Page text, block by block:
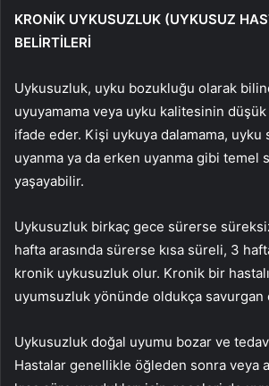
KRONİK UYKUSUZLUK (UYKUSUZ
BELİRTİLERİ
Uykusuzluk, uyku bozukluğu olarak
uyuyamama veya uyku kalitesinin düşük
ifade eder. Kişi uykuya dalamama, uyku
uyanma ya da erken uyanma gibi temel
yaşayabilir.
Uykusuzluk birkaç gece sürerse
hafta arasında sürerse kısa süreli, 3
kronik uykusuzluk olur. Kronik bir
uyumsuzluk yönünde oldukça savurgan
Uykusuzluk doğal uyumu bozar ve
Hastalar genellikle öğleden sonra veya